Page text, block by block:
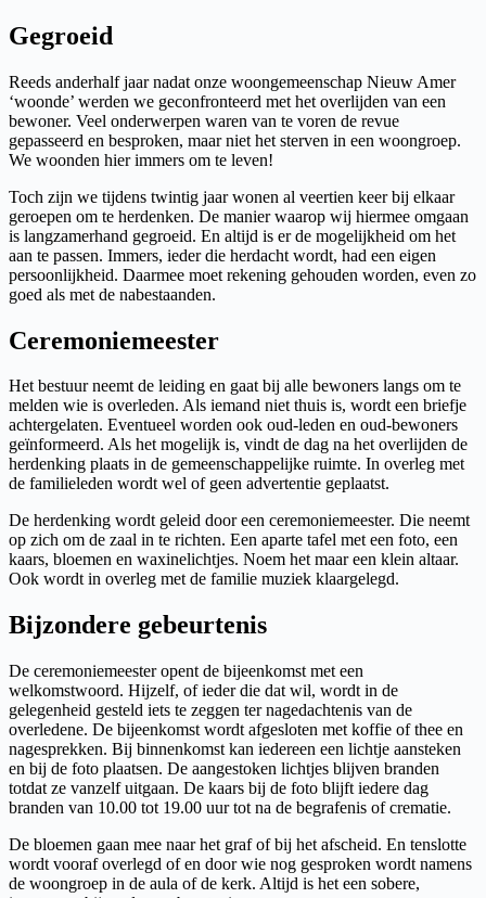
Gegroeid
Reeds anderhalf jaar nadat onze woongemeenschap Nieuw Amer
‘woonde’ werden we geconfronteerd met het overlijden van een
bewoner. Veel onderwerpen waren van te voren de revue
gepasseerd en besproken, maar niet het sterven in een woongroep.
We woonden hier immers om te leven!
Toch zijn we tijdens twintig jaar wonen al veertien keer bij elkaar
geroepen om te herdenken. De manier waarop wij hiermee omgaan
is langzamerhand gegroeid. En altijd is er de mogelijkheid om het
aan te passen. Immers, ieder die herdacht wordt, had een eigen
persoonlijkheid. Daarmee moet rekening gehouden worden, even zo
goed als met de nabestaanden.
Ceremoniemeester
Het bestuur neemt de leiding en gaat bij alle bewoners langs om te
melden wie is overleden. Als iemand niet thuis is, wordt een briefje
achtergelaten. Eventueel worden ook oud-leden en oud-bewoners
geïnformeerd. Als het mogelijk is, vindt de dag na het overlijden de
herdenking plaats in de gemeenschappelijke ruimte. In overleg met
de familieleden wordt wel of geen advertentie geplaatst.
De herdenking wordt geleid door een ceremoniemeester. Die neemt
op zich om de zaal in te richten. Een aparte tafel met een foto, een
kaars, bloemen en waxinelichtjes. Noem het maar een klein altaar.
Ook wordt in overleg met de familie muziek klaargelegd.
Bijzondere gebeurtenis
De ceremoniemeester opent de bijeenkomst met een
welkomstwoord. Hijzelf, of ieder die dat wil, wordt in de
gelegenheid gesteld iets te zeggen ter nagedachtenis van de
overledene. De bijeenkomst wordt afgesloten met koffie of thee en
nagesprekken. Bij binnenkomst kan iedereen een lichtje aansteken
en bij de foto plaatsen. De aangestoken lichtjes blijven branden
totdat ze vanzelf uitgaan. De kaars bij de foto blijft iedere dag
branden van 10.00 tot 19.00 uur tot na de begrafenis of crematie.
De bloemen gaan mee naar het graf of bij het afscheid. En tenslotte
wordt vooraf overlegd of en door wie nog gesproken wordt namens
de woongroep in de aula of de kerk. Altijd is het een sobere,